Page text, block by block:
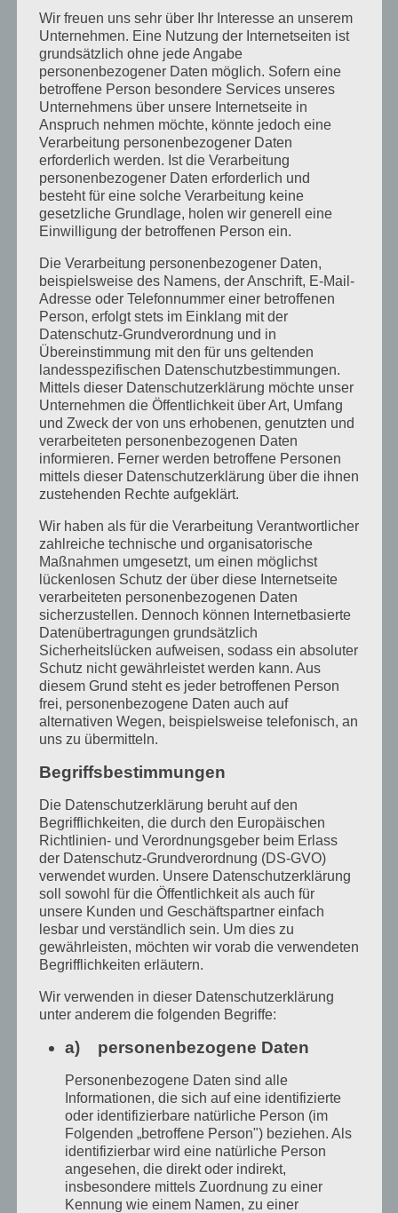
kann zeitweilig oder dauerhaft gelebt
werden. Sie ist kein Hormonproblem. Sie ist
auch nicht etwas, was man ist, sondern was
man lebt. Man hat sich dazu entschieden.
Um sich anzupassen, kopieren diejenigen,
die homosexuell lieben, manchmal die
erwarteten gegensätzlichen Rollen. Je
liberaler Gesellschaften auf Homosexualität
reagieren, je weniger ist das nötig und
gesellschaftlich erwartete Rollenmuster
können von Menschen unterlaufen und im
Lebensalltag anders gelebt werden. Wenn
man aber Homosexualität zu einem
Hormonproblem, garniert mit einem
angeblich genetischen Ursprung macht, so
ist da dann plötzlich etwas körperlich
festgelegt, und der kritische Blick auf
Männer- und Frauen-Rollen-
Zuschreibungen wird wieder ausgehebelt.
Es hat sich also eine konservative
Gegenströmung mitten im schönsten
liberalen Trend des Konzepts sozialer
Geschlechtlichkeit entwickelt. Insofern
müssen wir heute wieder fragen und das
offenbar diskutieren: Werden Mädchen
oder Jungen im Laufe ihres Lebens, in Art
heutiger Erwartungen, erst durch etwas
gemacht, oder werden sie schon so
geboren? Nein, sie werden gemacht. Durch
uns. Durch unsere Umwelt, unsere
Geschichte, durch sämtliche Einflüsse, die
einwirken. Ebensogut könnten wir fragen,
wie es einst die alten Ägypter taten: Werden
die Kinder schon mit einer bestimmten
Sprache geboren? Die Ägypter glaubten
daran und setzten die Kinder allein in der
Wüste nur mit Ziegen aus, die meisten
starben, die überlebten, lernten die
Sprache der Ziegen. Sprache und damit
Denken und Verhalten, lernt ein Kind allein
durch Nachahmung. Wer schon mal
gesehen hat, wie ein Kind die Sprache lernt,
wie genial das ist, wie genau das Kind
Wir freuen uns sehr über Ihr Interesse an unserem
Unternehmen. Eine Nutzung der Internetseiten ist
grundsätzlich ohne jede Angabe
personenbezogener Daten möglich. Sofern eine
betroffene Person besondere Services unseres
Unternehmens über unsere Internetseite in
Anspruch nehmen möchte, könnte jedoch eine
Verarbeitung personenbezogener Daten
erforderlich werden. Ist die Verarbeitung
personenbezogener Daten erforderlich und
besteht für eine solche Verarbeitung keine
gesetzliche Grundlage, holen wir generell eine
Einwilligung der betroffenen Person ein.
Die Verarbeitung personenbezogener Daten,
beispielsweise des Namens, der Anschrift, E-Mail-
Adresse oder Telefonnummer einer betroffenen
Person, erfolgt stets im Einklang mit der
Datenschutz-Grundverordnung und in
Übereinstimmung mit den für uns geltenden
landesspezifischen Datenschutzbestimmungen.
Mittels dieser Datenschutzerklärung möchte unser
Unternehmen die Öffentlichkeit über Art, Umfang
und Zweck der von uns erhobenen, genutzten und
verarbeiteten personenbezogenen Daten
informieren. Ferner werden betroffene Personen
mittels dieser Datenschutzerklärung über die ihnen
zustehenden Rechte aufgeklärt.
Wir haben als für die Verarbeitung Verantwortlicher
zahlreiche technische und organisatorische
Maßnahmen umgesetzt, um einen möglichst
lückenlosen Schutz der über diese Internetseite
verarbeiteten personenbezogenen Daten
sicherzustellen. Dennoch können Internetbasierte
Datenübertragungen grundsätzlich
Sicherheitslücken aufweisen, sodass ein absoluter
Schutz nicht gewährleistet werden kann. Aus
diesem Grund steht es jeder betroffenen Person
frei, personenbezogene Daten auch auf
alternativen Wegen, beispielsweise telefonisch, an
uns zu übermitteln.
Begriffsbestimmungen
Die Datenschutzerklärung beruht auf den
Begrifflichkeiten, die durch den Europäischen
Richtlinien- und Verordnungsgeber beim Erlass
der Datenschutz-Grundverordnung (DS-GVO)
verwendet wurden. Unsere Datenschutzerklärung
soll sowohl für die Öffentlichkeit als auch für
unsere Kunden und Geschäftspartner einfach
lesbar und verständlich sein. Um dies zu
gewährleisten, möchten wir vorab die verwendeten
Begrifflichkeiten erläutern.
Wir verwenden in dieser Datenschutzerklärung
unter anderem die folgenden Begriffe:
a) personenbezogene Daten
Personenbezogene Daten sind alle
Informationen, die sich auf eine identifizierte
oder identifizierbare natürliche Person (im
Folgenden „betroffene Person") beziehen. Als
identifizierbar wird eine natürliche Person
angesehen, die direkt oder indirekt,
insbesondere mittels Zuordnung zu einer
Kennung wie einem Namen, zu einer